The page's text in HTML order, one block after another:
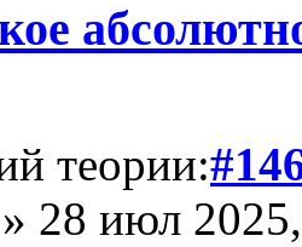
теории:
» 28 июл